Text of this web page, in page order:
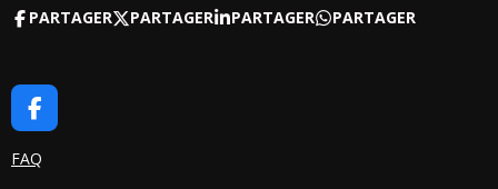
PARTAGER PARTAGER PARTAGER PARTAGER
F
A
C
FAQ